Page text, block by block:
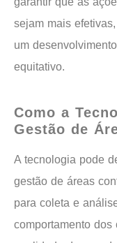
sejam mais
um
equitativo.
Como a
Gestão de
A tecnologia pode
gestão de áreas
para coleta e
comportamento dos